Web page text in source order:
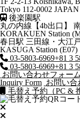
Tokyo 112-0002 JAPAN
後楽園駅
丸の内線【4b出口】
KORAKUEN Station
春日駅 三田線・大江
KASUGA Station (E07)
03-5803-6969+81 3
03-5803-6969+81 3
お問い合わせフォーム
Inquiry Form お問い合
毛替え予約（PC &